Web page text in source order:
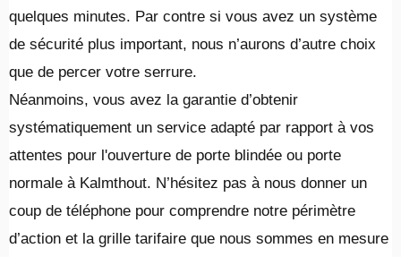
quelques minutes. Par contre si vous avez un système
de sécurité plus important, nous n’aurons d’autre choix
que de percer votre serrure.
Néanmoins, vous avez la garantie d’obtenir
systématiquement un service adapté par rapport à vos
attentes pour l'ouverture de porte blindée ou porte
normale à Kalmthout. N’hésitez pas à nous donner un
coup de téléphone pour comprendre notre périmètre
d’action et la grille tarifaire que nous sommes en mesure